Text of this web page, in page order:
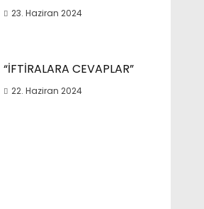
23. Haziran 2024
“İFTİRALARA CEVAPLAR”
22. Haziran 2024